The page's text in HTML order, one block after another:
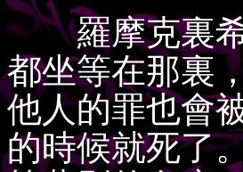
羅摩克裏希
都坐等在那裏
他人的罪也會
的時候就死了